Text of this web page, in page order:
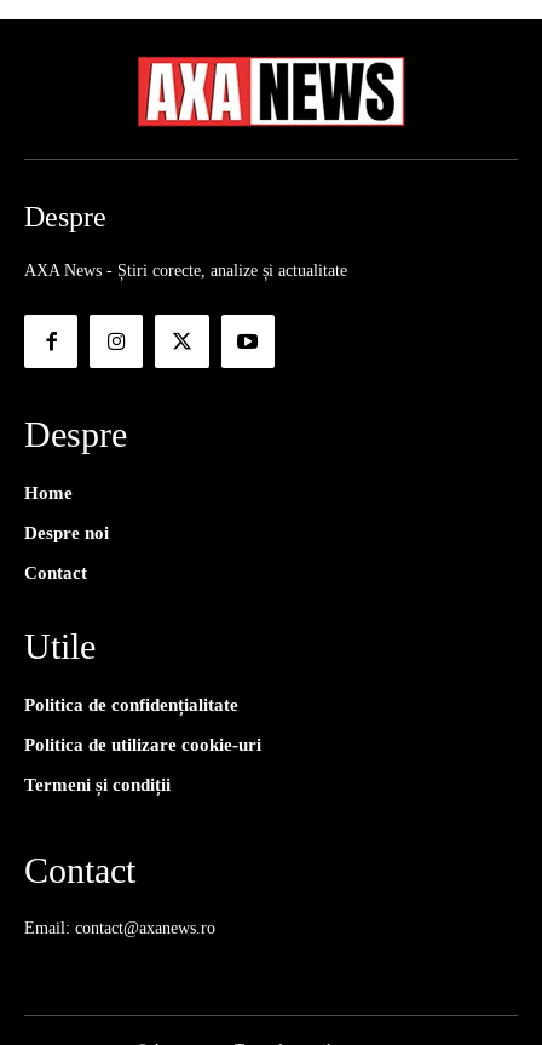
Despre
AXA News - Știri corecte, analize și actualitate
Despre
Home
Despre noi
Contact
Utile
Politica de confidențialitate
Politica de utilizare cookie-uri
Termeni și condiții
Contact
Email: contact@axanews.ro